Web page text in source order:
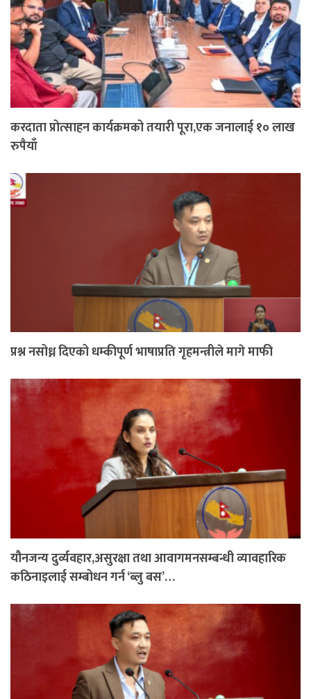
करदाता प्रोत्साहन कार्यक्रमको तयारी पूरा,एक जनालाई १० लाख
रुपैयाँ
प्रश्न नसोध्न दिएको धम्कीपूर्ण भाषाप्रति गृहमन्त्रीले मागे माफी
यौनजन्य दुर्व्यवहार,असुरक्षा तथा आवागमनसम्बन्धी व्यावहारिक
कठिनाइलाई सम्बोधन गर्न ‘ब्लु बस’…